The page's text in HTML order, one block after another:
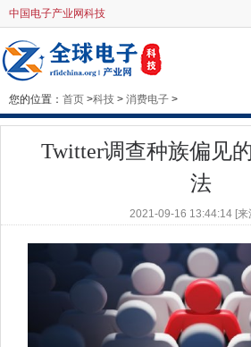
中国电子产业网科技
您的位置： 首页 >科技 > 消费电子 >
Twitter调查种族偏见
法
2021-09-16 13:44:14 [来